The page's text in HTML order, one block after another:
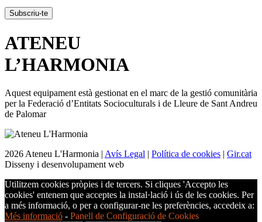
ATENEU
L’HARMONIA
Aquest equipament està gestionat en el marc de la gestió comunitària
per la Federació d’Entitats Socioculturals i de Lleure de Sant Andreu
de Palomar
2026 Ateneu L'Harmonia | Avís Legal | Política de cookies | Gir.cat
Disseny i desenvolupament web
Utilitzem cookies pròpies i de tercers. Si cliques 'Accepto les
cookies' entenem que acceptes la instal·lació i ús de les cookies. Per
a més informació, o per a configurar-ne les preferències, accedeix a:
Més informació - Panell de Configuració de Cookies